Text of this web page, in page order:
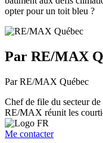
opter pour un toit bleu ?
Par RE/MAX
Par RE/MAX Québec
Chef de file du secteur
RE/MAX réunit les
Me contacter